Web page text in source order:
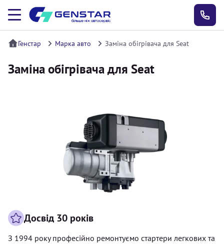
Генстар Марка авто Заміна обігрівача для Seat
Заміна обігрівача для Seat
Досвід 30 років
З 1994 року професійно ремонтуємо стартери легкових та